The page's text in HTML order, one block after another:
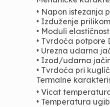
• Napon istezanja
• Izduženje
• Moduli
• Tvrdoća potpore
• Urezna udarna
• Izod/udarna
• Tvrdoća pri
Termalne
• Vicat
• Temperatura